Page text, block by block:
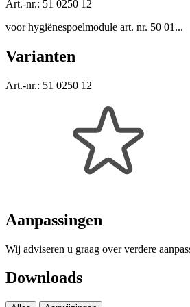
Art.-nr.: 51 0250 12
voor hygiënespoelmodule art. nr. 50 01...
Varianten
Art.-nr.: 51 0250 12
Aanpassingen
Wij adviseren u graag over verdere
Downloads